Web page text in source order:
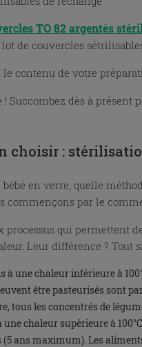
TO 82 argentés
de couvercles
contenu de votre
Succombez dès à
choisir :
en verre, quelle
par le
qui permettent
Leur différence ? Tout
à une chaleur inférieure à
être pasteurisés sont
tous les concentrés de
chaleur supérieure à
ans maximum). Les